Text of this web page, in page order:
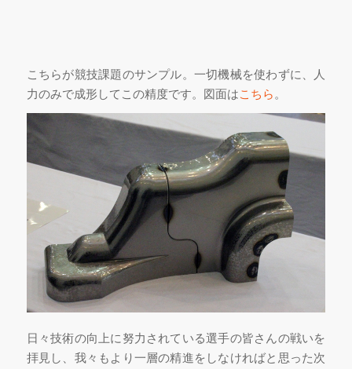
こちらが競技課題のサンプル。一切機械を使わずに、人
力のみで成形してこの精度です。図面はこちら 。
日々技術の向上に努力されている選手の皆さんの戦いを
拝見し、我々もより一層の精進をしなければと思った次